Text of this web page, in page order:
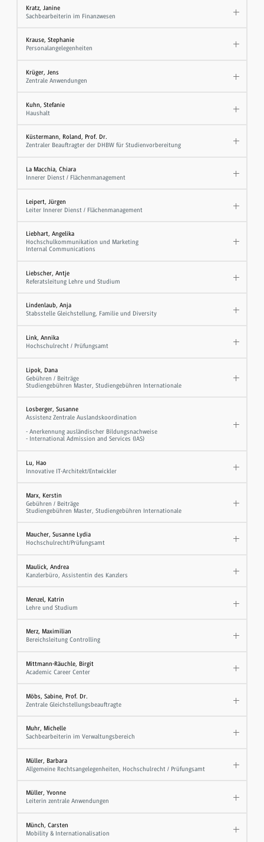
Kratz, Janine
Sachbearbeiterin im Finanzwesen
Krause, Stephanie
Personalangelegenheiten
Krüger, Jens
Zentrale Anwendungen
Kuhn, Stefanie
Haushalt
Küstermann, Roland, Prof. Dr.
Zentraler Beauftragter der DHBW für Studienvorbereitung
La Macchia, Chiara
Innerer Dienst / Flächenmanagement
Leipert, Jürgen
Leiter Innerer Dienst / Flächenmanagement
Liebhart, Angelika
Hochschulkommunikation und Marketing
Internal Communications
Liebscher, Antje
Referatsleitung Lehre und Studium
Lindenlaub, Anja
Stabsstelle Gleichstellung, Familie und Diversity
Link, Annika
Hochschulrecht / Prüfungsamt
Lipok, Dana
Gebühren / Beiträge
Studiengebühren Master, Studiengebühren Internationale
Losberger, Susanne
Assistenz Zentrale Auslandskoordination
- Anerkennung ausländischer Bildungsnachweise
- International Admission and Services (IAS)
Lu, Hao
Innovative IT-Architekt/Entwickler
Marx, Kerstin
Gebühren / Beiträge
Studiengebühren Master, Studiengebühren Internationale
Maucher, Susanne Lydia
Hochschulrecht/Prüfungsamt
Maulick, Andrea
Kanzlerbüro, Assistentin des Kanzlers
Menzel, Katrin
Lehre und Studium
Merz, Maximilian
Bereichsleitung Controlling
Mittmann-Räuchle, Birgit
Academic Career Center
Möbs, Sabine, Prof. Dr.
Zentrale Gleichstellungsbeauftragte
Muhr, Michelle
Sachbearbeiterin im Verwaltungsbereich
Müller, Barbara
Allgemeine Rechtsangelegenheiten, Hochschulrecht / Prüfungsamt
Müller, Yvonne
Leiterin zentrale Anwendungen
Münch, Carsten
Mobility & Internationalisation